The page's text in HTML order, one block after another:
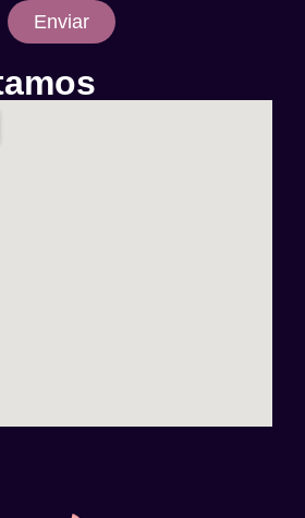
Enviar